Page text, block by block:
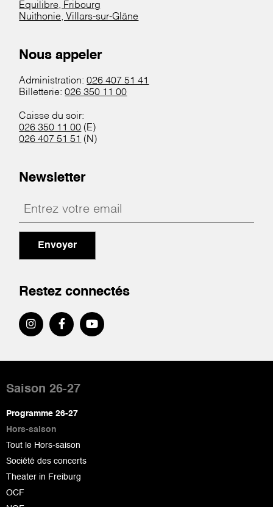
Equilibre, Fribourg
Nuithonie, Villars-sur-Glâne
Nous appeler
Administration:026 407 51 41
Billetterie:026 350 11 00
Caisse du soir:
026 350 11 00 (E)
026 407 51 51 (N)
Newsletter
Envoyer
Restez connectés
de
page
Saison 26-27
Programme 26-27
Hors-saison
Tout le Hors-saison
Société des concerts
Theater in Freiburg
OCF